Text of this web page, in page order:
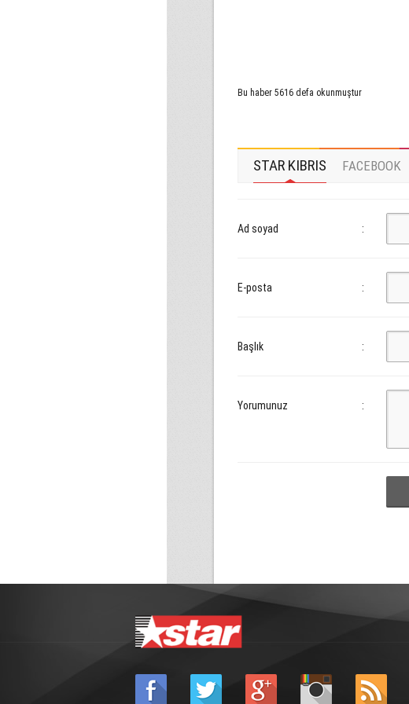
Bu haber 5616 defa okunmuştur
STAR KIBRIS FACEBOOK
Ad soyad :
E-posta :
Başlık :
Yorumunuz :